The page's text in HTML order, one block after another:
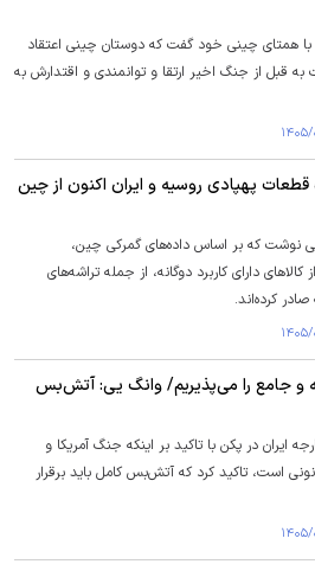
با همتای چینی خود گفت که دوستان چینی اعتقاد
قبل از جنگ اخیر ارتقا و توانمندی و اقتدارش به
پهپادی روسیه و ایران اکنون از چین
نوشت که بر اساس داده‌های گمرکی چین،
دارای کاربرد دوگانه، از جمله تراشه‌های
صادر کرده‌اند.
و جامع را می‌پذیریم/ وانگ یی: آتش‌بس
ایران در پکن با تاکید بر اینکه جنگ آمریکا و
است، تاکید کرد که آتش‌بس کامل باید برقرار